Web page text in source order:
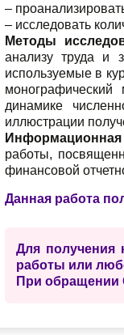
–
– исследовать
Методы
анализу труда и
используемые в
динамике
иллюстрации
работы,
финансовой
Данная работа
Для получения
работы или
При обращении